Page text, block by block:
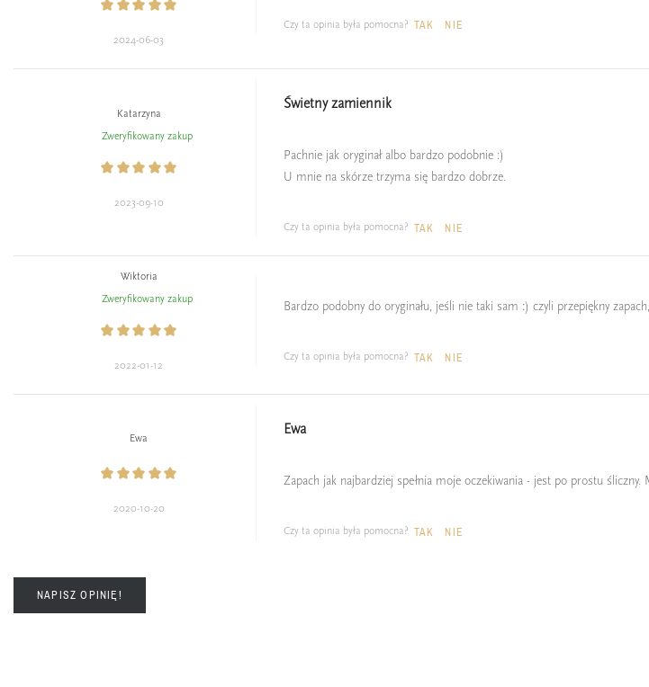
2024-06-03
Czy ta opinia była pomocna? TAK NIE
Katarzyna
Zweryfikowany zakup
2023-09-10
Świetny zamiennik
Pachnie jak oryginał albo bardzo podobnie :)
U mnie na skórze trzyma się bardzo dobrze.
Czy ta opinia była pomocna? TAK NIE
Wiktoria
Zweryfikowany zakup
2022-01-12
Bardzo podobny do oryginału, jeśli nie taki sam :) czyli przepiękny
Czy ta opinia była pomocna? TAK NIE
Ewa
2020-10-20
Ewa
Zapach jak najbardziej spełnia moje oczekiwania - jest po prostu śliczny.
Czy ta opinia była pomocna? TAK NIE
NAPISZ OPINIĘ!